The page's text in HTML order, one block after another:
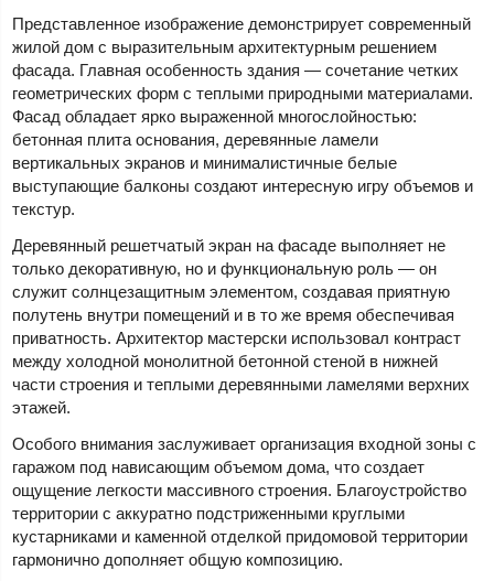
Представленное изображение демонстрирует современный
жилой дом с выразительным архитектурным решением
фасада. Главная особенность здания — сочетание четких
геометрических форм с теплыми природными материалами.
Фасад обладает ярко выраженной многослойностью:
бетонная плита основания, деревянные ламели
вертикальных экранов и минималистичные белые
выступающие балконы создают интересную игру объемов и
текстур.
Деревянный решетчатый экран на фасаде выполняет не
только декоративную, но и функциональную роль — он
служит солнцезащитным элементом, создавая приятную
полутень внутри помещений и в то же время обеспечивая
приватность. Архитектор мастерски использовал контраст
между холодной монолитной бетонной стеной в нижней
части строения и теплыми деревянными ламелями верхних
этажей.
Особого внимания заслуживает организация входной зоны с
гаражом под нависающим объемом дома, что создает
ощущение легкости массивного строения. Благоустройство
территории с аккуратно подстриженными круглыми
кустарниками и каменной отделкой придомовой территории
гармонично дополняет общую композицию.